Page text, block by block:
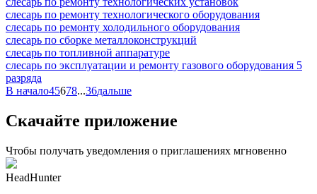
слесарь по ремонту технологического оборудования
слесарь по ремонту холодильного оборудования
слесарь по сборке металлоконструкций
слесарь по топливной аппаратуре
слесарь по эксплуатации и ремонту газового оборудования 5
разряда
В начало45678...36дальше
Скачайте приложение
Чтобы получать уведомления о приглашениях мгновенно
HeadHunter